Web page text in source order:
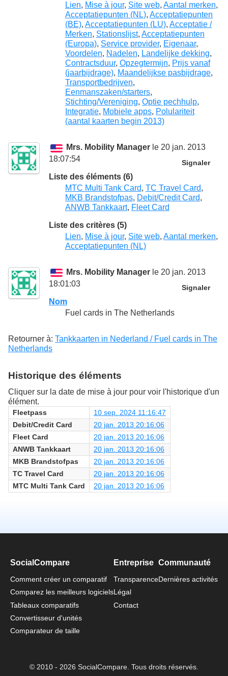
Lien, Mise à jour, Site web, Aantal merken,
Acceptatiepunten (NL), Acceptatiepunten
(BE), Acceptatiepunten (LU), Acceptatie /
Merken, Stationslijst, Acceptatiepunten
(Europa), Service provider, Eigenaar,
Voordelen, Nadelen, Landelijke dekking,
Contractsduur, Opzegtermijn, Prijs vanaf
(jaarbijdrage), Maandelijkse pasbijdrage,
Transportbedrijven,
Eenmanszaken/starters,
Stichting/Vereniging, Optie pechhulp,
Integratie, Mobiele apps, Polulariteit
(aantal kaarten begin 2013)
Mrs. Mobility Manager le 20 jan. 2013
18:07:54
Signaler
Liste des éléments (6)
MTC Multi Tank Card, TC Travel Card,
MKB Brandstofpas, Debit/Credit Card,
ANWB Tankkaart, Fleet Card
Liste des critères (5)
Lien, Mise à jour, Site web, Aantal merken,
Acceptatiepunten (NL)
Mrs. Mobility Manager le 20 jan. 2013
18:01:03
Signaler
Nom
Fuel cards in The Netherlands
Retourner à: Tankkaarten in Nederland / Fuel cards in The
Netherlands
Historique des éléments
Cliquer sur la date de mise à jour pour voir l'historique d'un
élément.
Fleetpass
10 sep. 2024 11:16:47
Debit/Credit Card
20 jan. 2013 20:16:06
Fleet Card
20 jan. 2013 20:16:06
ANWB Tankkaart
20 jan. 2013 20:16:06
MKB Brandstofpas
20 jan. 2013 20:16:06
TC Travel Card
20 jan. 2013 20:16:06
MTC Multi Tank Card
20 jan. 2013 20:16:06
SocialCompare
Comment créer un comparatif
Comparez les meilleurs logiciels
Tableaux comparatifs
Convertisseur d'unités
Comparateur de taille
Entreprise
Transparence
Légal
Contact
Communauté
Dernières activités
© 2010 - 2026 SocialCompare. Tous droits réservés.